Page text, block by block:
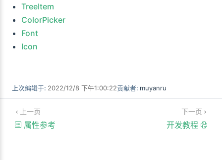
TreeItem
ColorPicker
Font
Icon
上次编辑于: 2022/12/8 下午1:00:22贡献者: muyanru
上一页
属性参考
下一页
开发教程